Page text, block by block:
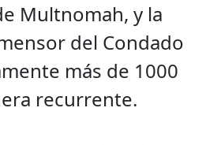
Multnomah, y la
del Condado
más de 1000
recurrente.